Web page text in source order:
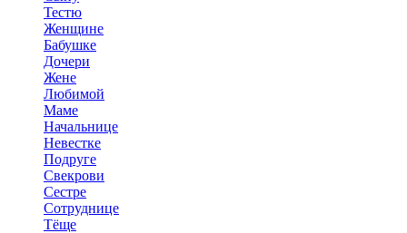
Тестю
Женщине
Бабушке
Дочери
Жене
Любимой
Маме
Начальнице
Невестке
Подруге
Свекрови
Сестре
Сотруднице
Тёще